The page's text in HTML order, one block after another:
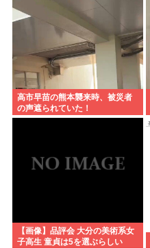
高市早苗の熊本襲来時、被災者
の声遮られていた！
【画像】品評会 大分の美術系女
子高生 童貞は5を選ぶらしい